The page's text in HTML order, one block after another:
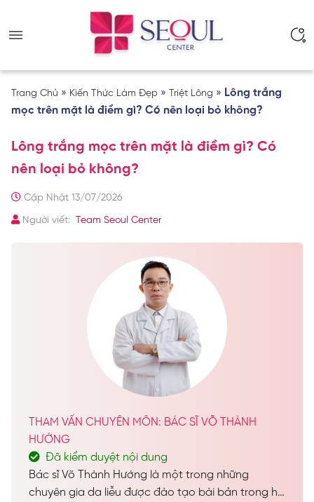
Trang Chủ » Kiến Thức Làm Đẹp » Triệt Lông » Lông trắng
mọc trên mặt là điềm gì? Có nên loại bỏ không?
Lông trắng mọc trên mặt là điềm gì? Có
nên loại bỏ không?
Cập Nhật 13/07/2026
Người viết: Team Seoul Center
THAM VẤN CHUYÊN MÔN: BÁC SĨ VÕ THÀNH
HƯỚNG
Đã kiểm duyệt nội dung
Bác sĩ Võ Thành Hướng là một trong những
chuyên gia da liễu được đào tạo bài bản trong hệ